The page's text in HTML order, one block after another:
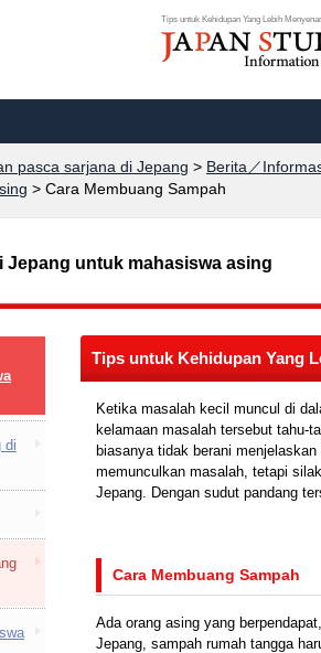
pasca sarjana di Jepang > Berita／
> Cara Membuang Sampah
Jepang untuk mahasiswa asing
di
Tips untuk Kehidupan Yang
Ketika masalah kecil muncul di
kelamaan masalah tersebut tahu-
biasanya tidak berani
memunculkan masalah, tetapi
Jepang. Dengan sudut pandang
Cara Membuang Sampah
Ada orang asing yang
Jepang, sampah rumah tangga